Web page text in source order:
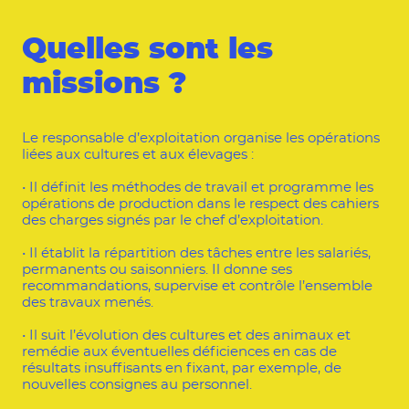
Quelles sont les
missions ?
Le responsable d’exploitation organise les opérations
liées aux cultures et aux élevages :
• Il définit les méthodes de travail et programme les
opérations de production dans le respect des cahiers
des charges signés par le chef d’exploitation.
• Il établit la répartition des tâches entre les salariés,
permanents ou saisonniers. Il donne ses
recommandations, supervise et contrôle l’ensemble
des travaux menés.
• Il suit l’évolution des cultures et des animaux et
remédie aux éventuelles déficiences en cas de
résultats insuffisants en fixant, par exemple, de
nouvelles consignes au personnel.